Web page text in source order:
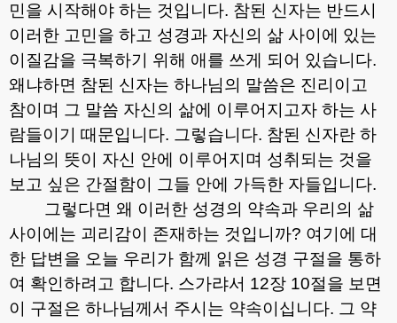
민을 시작해야 하는 것입니다. 참된 신자는 반드시
이러한 고민을 하고 성경과 자신의 삶 사이에 있는
이질감을 극복하기 위해 애를 쓰게 되어 있습니다.
왜냐하면 참된 신자는 하나님의 말씀은 진리이고
참이며 그 말씀 자신의 삶에 이루어지고자 하는 사
람들이기 때문입니다. 그렇습니다. 참된 신자란 하
나님의 뜻이 자신 안에 이루어지며 성취되는 것을
보고 싶은 간절함이 그들 안에 가득한 자들입니다.
그렇다면 왜 이러한 성경의 약속과 우리의 삶
사이에는 괴리감이 존재하는 것입니까? 여기에 대
한 답변을 오늘 우리가 함께 읽은 성경 구절을 통하
여 확인하려고 합니다. 스가랴서 12장 10절을 보면
이 구절은 하나님께서 주시는 약속이십니다. 그 약